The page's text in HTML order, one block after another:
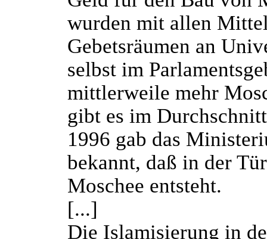
wurden mit allen
Gebetsräumen an
selbst im
mittlerweile mehr
gibt es im
1996 gab das
bekannt, daß in der
Moschee entsteht.
[...]
Die Islamisierung in